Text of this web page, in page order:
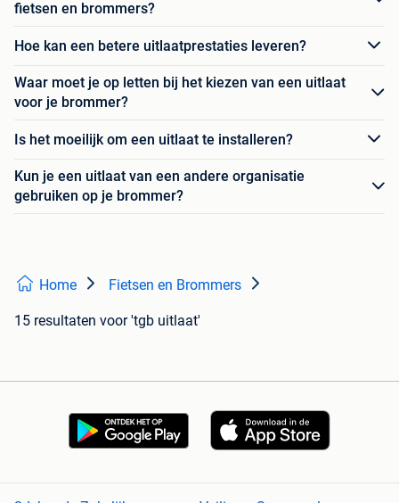
fietsen en brommers?
Hoe kan een betere uitlaatprestaties leveren?
Waar moet je op letten bij het kiezen van een uitlaat
voor je brommer?
Is het moeilijk om een uitlaat te installeren?
Kun je een uitlaat van een andere organisatie
gebruiken op je brommer?
Home Fietsen en Brommers
15 resultaten voor 'tgb uitlaat'